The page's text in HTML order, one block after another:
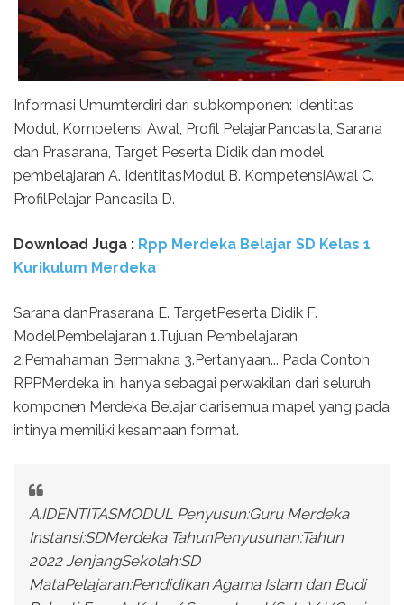
Informasi Umumterdiri dari subkomponen: Identitas
Modul, Kompetensi Awal, Profil PelajarPancasila, Sarana
dan Prasarana, Target Peserta Didik dan model
pembelajaran A. IdentitasModul B. KompetensiAwal C.
ProfilPelajar Pancasila D.
Download Juga : Rpp Merdeka Belajar SD Kelas 1
Kurikulum Merdeka
Sarana danPrasarana E. TargetPeserta Didik F.
ModelPembelajaran 1.Tujuan Pembelajaran
2.Pemahaman Bermakna 3.Pertanyaan... Pada Contoh
RPPMerdeka ini hanya sebagai perwakilan dari seluruh
komponen Merdeka Belajar darisemua mapel yang pada
intinya memiliki kesamaan format.
A.IDENTITASMODUL Penyusun:Guru Merdeka
Instansi:SDMerdeka TahunPenyusunan:Tahun
2022 JenjangSekolah:SD
MataPelajaran:Pendidikan Agama Islam dan Budi